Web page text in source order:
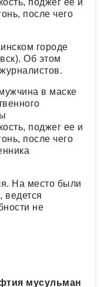
поджег ее и
после чего
городе
Об этом
в маске
поджег ее и
после чего
На место были
не
мусульман